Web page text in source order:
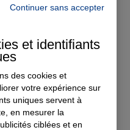
Continuer sans accepter
et identifiants
des cookies et
votre expérience sur
uniques servent à
en mesurer la
ciblées et en